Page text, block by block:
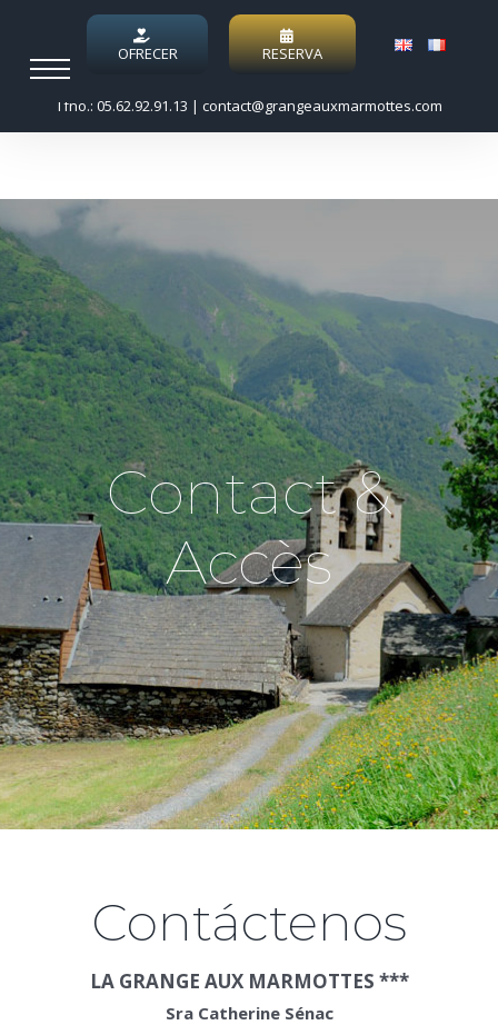
content
Tfno.: 05.62.92.91.13 | contact@grangeauxmarmottes.com
OFRECER RESERVA
Contact &
Accès
Contáctenos
LA GRANGE AUX MARMOTTES ***
Sra Catherine Sénac